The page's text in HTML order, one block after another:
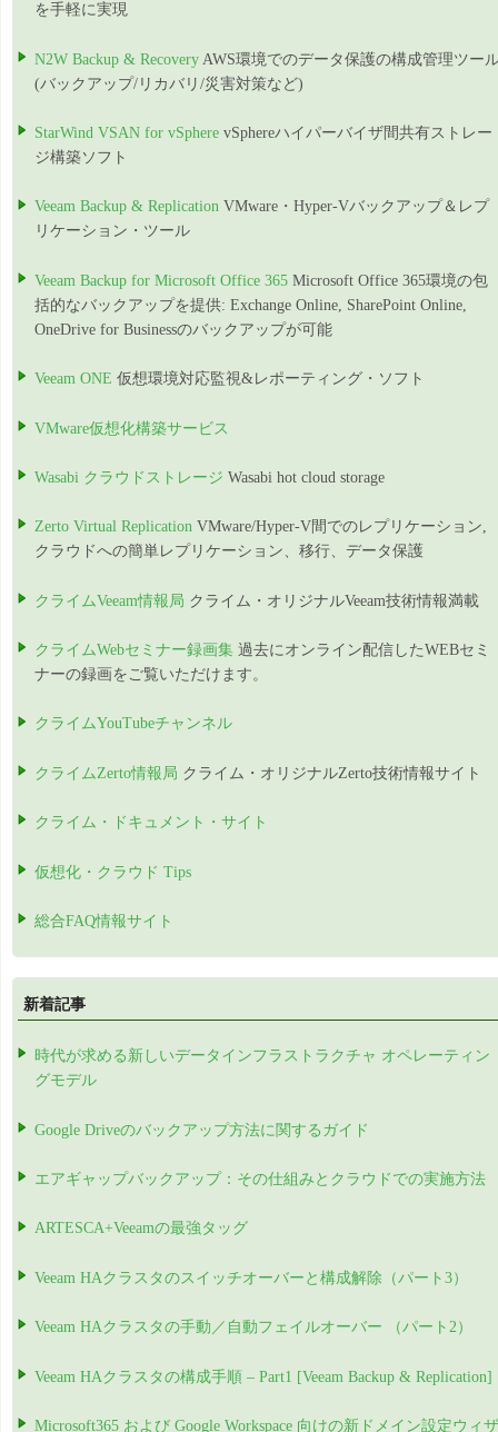
を手軽に実現
N2W Backup & Recovery AWS環境でのデータ保護の構成管理ツー
(バックアップ/リカバリ/災害対策など)
StarWind VSAN for vSphere vSphereハイパーバイザ間共有ストレー
ジ構築ソフト
Veeam Backup & Replication VMware・Hyper-Vバックアップ＆レプ
リケーション・ツール
Veeam Backup for Microsoft Office 365 Microsoft Office 365環境の包
括的なバックアップを提供: Exchange Online, SharePoint Online,
OneDrive for Businessのバックアップが可能
Veeam ONE 仮想環境対応監視&レポーティング・ソフト
VMware仮想化構築サービス
Wasabi クラウドストレージ Wasabi hot cloud storage
Zerto Virtual Replication VMware/Hyper-V間でのレプリケーション,
クラウドへの簡単レプリケーション、移行、データ保護
クライムVeeam情報局 クライム・オリジナルVeeam技術情報満載
クライムWebセミナー録画集 過去にオンライン配信したWEBセミ
ナーの録画をご覧いただけます。
クライムYouTubeチャンネル
クライムZerto情報局 クライム・オリジナルZerto技術情報サイト
クライム・ドキュメント・サイト
仮想化・クラウド Tips
総合FAQ情報サイト
新着記事
時代が求める新しいデータインフラストラクチャ オペレーティン
グモデル
Google Driveのバックアップ方法に関するガイド
エアギャップバックアップ：その仕組みとクラウドでの実施方法
ARTESCA+Veeamの最強タッグ
Veeam HAクラスタのスイッチオーバーと構成解除（パート3）
Veeam HAクラスタの手動／自動フェイルオーバー （パート2）
Veeam HAクラスタの構成手順 – Part1 [Veeam Backup & Replication]
Microsoft365 および Google Workspace 向けの新ドメイン設定ウィザ